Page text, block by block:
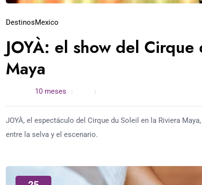
DestinosMexico
JOYÀ: el show del
Maya
10 meses
JOYÀ, el espectáculo del Cirque du Soleil en la Riviera
entre la selva y el escenario.